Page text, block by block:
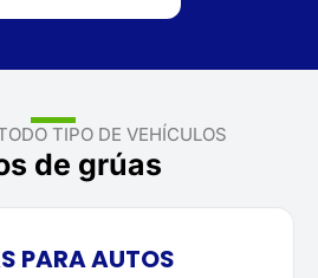
TIPO DE VEHÍCULOS
de grúas
PARA AUTOS